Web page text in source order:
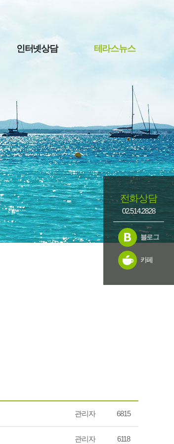
인터넷상담 테라스뉴스
전화상담
02.514.2828
블로그
카페
관리자 6815
관리자 6118